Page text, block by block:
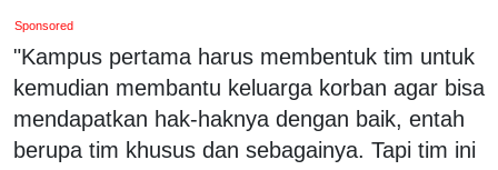
Sponsored
"Kampus pertama harus membentuk tim untuk
kemudian membantu keluarga korban agar bisa
mendapatkan hak-haknya dengan baik, entah
berupa tim khusus dan sebagainya. Tapi tim ini